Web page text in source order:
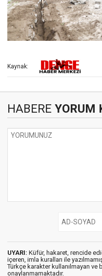
Kaynak:
HABERE YORUM
UYARI: Küfür, hakaret, rencide
içeren, imla kuralları ile
Türkçe karakter kullanılmayan ve
onaylanmamaktadır.